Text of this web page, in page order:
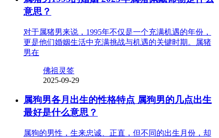
意思？
对于属猪男来说，1995年不仅是一个充满机遇的年份，
更是他们婚姻生活中充满挑战与机遇的关键时期。属猪
男在
佛祖灵签
2025-09-29
属狗男各月出生的性格特点 属狗男的几点出生
最好是什么意思？
属狗的男性，生来忠诚、正直，但不同的出生月份，却